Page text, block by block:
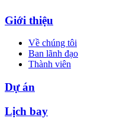
Giới thiệu
Về chúng tôi
Ban lãnh đạo
Thành viên
Dự án
Lịch bay